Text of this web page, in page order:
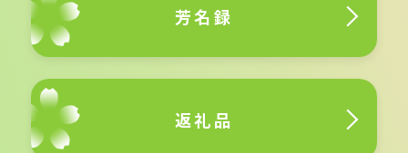
芳名録
返礼品